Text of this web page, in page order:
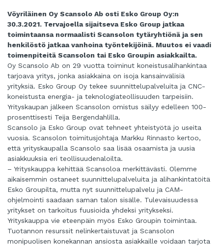
Vöyriläinen Oy Scansolo Ab osti Esko Group Oy:n
30.3.2021. Tervajoella sijaitseva Esko Group jatkaa
toimintaansa normaalisti Scansolon tytäryhtiönä ja sen
henkilöstö jatkaa vanhoina työntekijöinä. Muutos ei vaadi
toimenpiteitä Scansolon tai Esko Groupin asiakkailta.
Oy Scansolo Ab on 29 vuotta toiminut koneistusalihankintaa
tarjoava yritys, jonka asiakkaina on isoja kansainvälisiä
yrityksiä. Esko Group Oy tekee suunnittelupalveluita ja CNC-
koneistusta energia- ja teknologiateollisuuden tarpeisiin.
Yrityskaupan jälkeen Scansolon omistus säilyy edelleen 100-
prosenttisesti Teija Bergendahlilla.
Scansolo ja Esko Group ovat tehneet yhteistyötä jo useita
vuosia. Scansolon toimitusjohtaja Markku Rinnasto kertoo,
että yrityskaupalla Scansolo saa lisää osaamista ja uusia
asiakkuuksia eri teollisuudenaloilta.
– Yrityskauppa kehittää Scansoloa merkittävästi. Olemme
aikaisemmin ostaneet suunnittelupalveluita ja alihankintatöitä
Esko Groupilta, mutta nyt suunnittelupalvelu ja CAM-
ohjelmointi saadaan saman talon sisälle. Tulevaisuudessa
yritykset on tarkoitus fuusioida yhdeksi yritykseksi.
Yrityskauppa vie eteenpäin myös Esko Groupin toimintaa.
Tuotannon resurssit nelinkertaistuvat ja Scansolon
monipuolisen konekannan ansiosta asiakkaille voidaan tarjota